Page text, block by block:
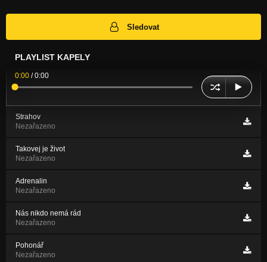
Sledovat
PLAYLIST KAPELY
0:00 /0:00
Strahov
Nezařazeno
Takovej je život
Nezařazeno
Adrenalin
Nezařazeno
Nás nikdo nemá rád
Nezařazeno
Pohonář
Nezařazeno